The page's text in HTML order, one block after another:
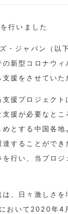
行いました
・ジャパン（
新型コロナウ
援をさせてい
援プロジェク
援が必要なと
とする中国各
することがで
行い、当プロ
、日々激しさ
おいて2020年